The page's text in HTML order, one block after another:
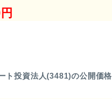
ト投資法人(3481)の公開価格